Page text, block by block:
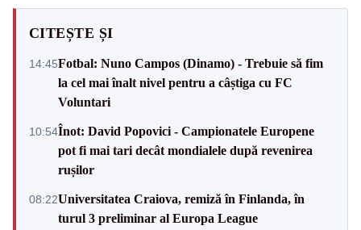
CITEȘTE ȘI
14:45Fotbal: Nuno Campos (Dinamo) - Trebuie să fim
la cel mai înalt nivel pentru a câștiga cu FC
Voluntari
10:54Înot: David Popovici - Campionatele Europene
pot fi mai tari decât mondialele după revenirea
rușilor
08:22Universitatea Craiova, remiză în Finlanda, în
turul 3 preliminar al Europa League